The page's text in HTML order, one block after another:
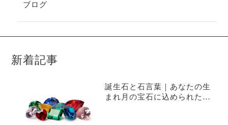
ブログ
新着記事
誕生石と石言葉｜あなたの生
まれ月の宝石に込められた意